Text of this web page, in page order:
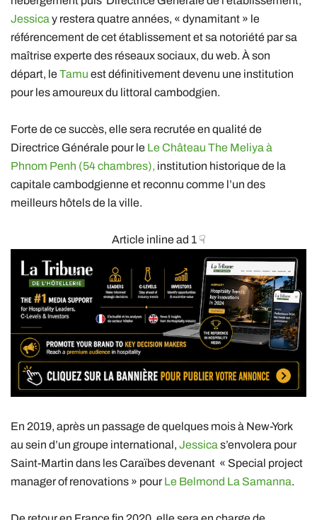
Jessica y restera quatre années, « dynamitant » le
référencement de cet établissement et sa notoriété par sa
maîtrise experte des réseaux sociaux, du web. À son
départ, leTamu est définitivement devenu une institution
pour les amoureux du littoral cambodgien.
Forte de ce succès, elle sera recrutée en qualité de
Directrice Générale pour le Le Château The Meliya à
Phnom Penh (54 chambres), institution historique de la
capitale cambodgienne et reconnu comme l’un des
meilleurs hôtels de la ville.
Article inline ad 1 ☟
En 2019, après un passage de quelques mois à New-York
au sein d’un groupe international, Jessica s’envolera pour
Saint-Martin dans les Caraïbes devenant « Special project
manager of renovations » pour Le Belmond La Samanna.